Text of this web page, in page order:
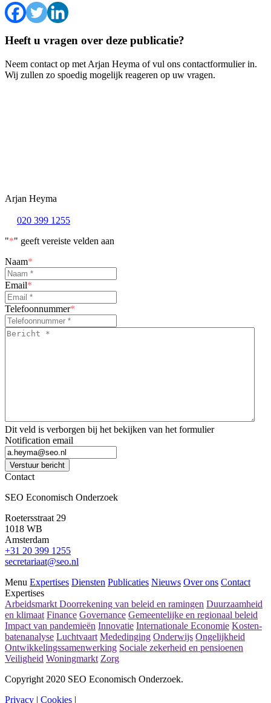
Heeft u vragen over deze publicatie?
Neem contact op met Arjan Heyma of vul ons contactformulier in.
Wij zullen zo spoedig mogelijk reageren op uw vragen.
Arjan Heyma
020 399 1255
"*" geeft vereiste velden aan
Naam*
Email*
Telefoonnummer*
Bericht
Dit veld is verborgen bij het bekijken van het formulier
Notification email
Verstuur bericht
Contact
SEO Economisch Onderzoek
Roetersstraat 29
1018 WB
Amsterdam
+31 20 399 1255
secretariaat@seo.nl
Menu Expertises Diensten Publicaties Nieuws Over ons Contact
Expertises
Arbeidsmarkt Doorrekening van beleid en ramingen Duurzaamheid
en klimaat Finance Governance Gemeentelijke en regionaal beleid
Impact van pandemieën Innovatie Internationale Economie Kosten-
batenanalyse Luchtvaart Mededinging Onderwijs Ongelijkheid
Ontwikkelingssamenwerking Sociale zekerheid en pensioenen
Veiligheid Woningmarkt Zorg
Copyright 2020 SEO Economisch Onderzoek.
Privacy | Cookies |